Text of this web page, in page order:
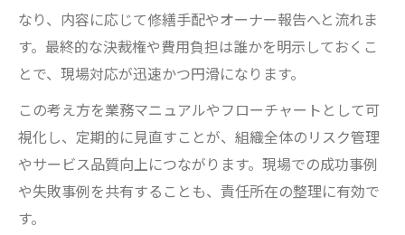
なり、内容に応じて修繕手配やオーナー報告へと流れま
す。最終的な決裁権や費用負担は誰かを明示しておくこ
とで、現場対応が迅速かつ円滑になります。
この考え方を業務マニュアルやフローチャートとして可
視化し、定期的に見直すことが、組織全体のリスク管理
やサービス品質向上につながります。現場での成功事例
や失敗事例を共有することも、責任所在の整理に有効で
す。